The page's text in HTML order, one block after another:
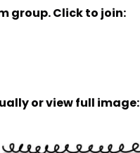
group. Click to join:
or view full image: